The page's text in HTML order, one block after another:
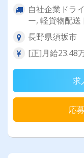
自社企業ドラ
ー, 軽貨物配送
長野県須坂市
[正]月給23.48
求
応